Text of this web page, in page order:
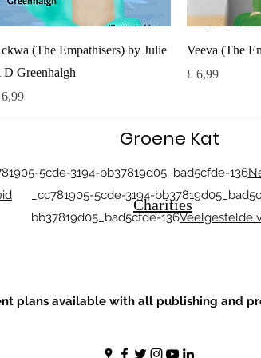
Snel overzicht
(The Empathisers) by Julie
D Greenhalgh
Veeva (The
Prijs
£ 6,99
Groene Kat
5cde-3194-bb37819d05_bad5cfde-136
_cc781905-5cde-3194-
bb37819d05_bad5cfde-136Veelgestelde
Charities
plans available with all publishing and